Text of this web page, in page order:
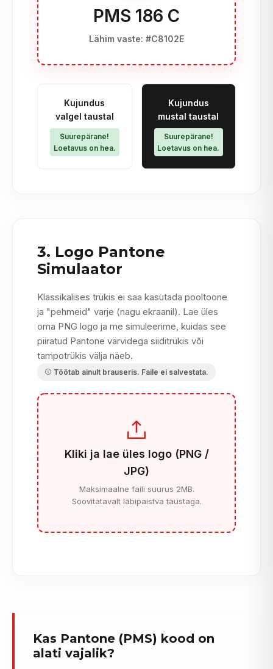
PMS 186 C
Lähim vaste: #C8102E
Kujundus
valgel taustal
Suurepärane!
Loetavus on hea.
Kujundus
mustal taustal
Suurepärane!
Loetavus on hea.
3. Logo Pantone
Simulaator
Klassikalises trükis ei saa kasutada pooltoone
ja "pehmeid" varje (nagu ekraanil). Lae üles
oma PNG logo ja me simuleerime, kuidas see
piiratud Pantone värvidega siiditrükis või
tampotrükis välja näeb.
Töötab ainult brauseris. Faile ei salvestata.
Kliki ja lae üles logo (PNG /
JPG)
Maksimaalne faili suurus 2MB.
Soovitatavalt läbipaistva taustaga.
Kas Pantone (PMS) kood on
alati vajalik?